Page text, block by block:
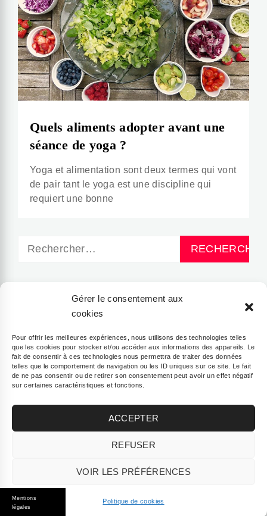
Gérer le consentement aux
cookies
Pour offrir les meilleures expériences, nous utilisons des technologies telles
que les cookies pour stocker et/ou accéder aux informations des appareils. Le
fait de consentir à ces technologies nous permettra de traiter des données
telles que le comportement de navigation ou les ID uniques sur ce site. Le fait
de ne pas consentir ou de retirer son consentement peut avoir un effet négatif
sur certaines caractéristiques et fonctions.
ACCEPTER
REFUSER
VOIR LES PRÉFÉRENCES
Politique de cookies
Mentions
légales
Quels aliments adopter avant une
séance de yoga ?
Yoga et alimentation sont deux termes qui vont
de pair tant le yoga est une discipline qui
requiert une bonne
Rechercher :
CATÉGORIES
Lifestyle Yogi
Sport & Bien-être
Yogi Food